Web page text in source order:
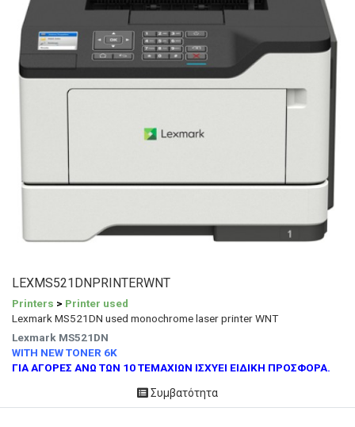
LEXMS521DNPRINTERWNT
Printers > Printer used
Lexmark MS521DN used monochrome laser printer WNT
Lexmark MS521DN
WITH NEW TONER 6K
ΓΙΑ ΑΓΟΡΕΣ ΑΝΩ ΤΩΝ 10 ΤΕΜΑΧΙΩΝ ΙΣΧΥΕΙ ΕΙΔΙΚΗ ΠΡΟΣΦΟΡΑ.
Συμβατότητα